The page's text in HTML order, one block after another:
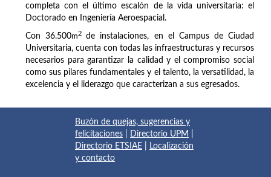
completa con el último escalón de la vida universitaria: el
Doctorado en Ingeniería Aeroespacial.
Con 36.500m2
de instalaciones, en el Campus de Ciudad
Universitaria, cuenta con todas las infraestructuras y recursos
necesarios para garantizar la calidad y el compromiso social
como sus pilares fundamentales y el talento, la versatilidad, la
excelencia y el liderazgo que caracterizan a sus egresados.
Buzón de quejas, sugerencias y
felicitaciones
Directorio UPM
Directorio ETSIAE
Localización
y contacto